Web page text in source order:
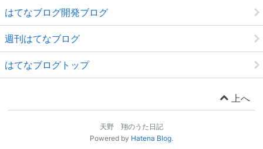
はてなブログ開発ブログ
週刊はてなブログ
はてなブログトップ
上へ
天野 翔のうた日記
Powered by Hatena Blog.